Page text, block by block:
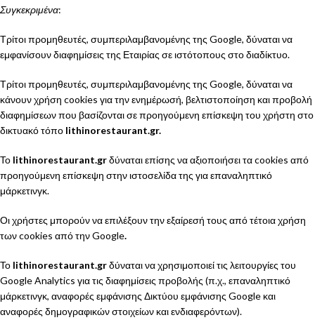
Συγκεκριμένα:
Τρίτοι προμηθευτές, συμπεριλαμβανομένης της Google, δύναται να
εμφανίσουν διαφημίσεις της Εταιρίας σε ιστότοπους στο διαδίκτυο.
Τρίτοι προμηθευτές, συμπεριλαμβανομένης της Google, δύναται να
κάνουν χρήση cookies για την ενημέρωσή, βελτιστοποίηση και προβολή
διαφημίσεων που βασίζονται σε προηγούμενη επίσκεψη του χρήστη στο
δικτυακό τόπο lithinorestaurant.gr.
Το lithinorestaurant.grδύναται επίσης να αξιοποιήσει τα cookies από
προηγούμενη επίσκεψη στην ιστοσελίδα της για επαναληπτικό
μάρκετινγκ.
Οι χρήστες μπορούν να επιλέξουν την εξαίρεσή τους από τέτοια χρήση
των cookies από την Google.
Το lithinorestaurant.grδύναται να χρησιμοποιεί τις λειτουργίες του
Google Analytics για τις διαφημίσεις προβολής (π.χ., επαναληπτικό
μάρκετινγκ, αναφορές εμφάνισης Δικτύου εμφάνισης Google και
αναφορές δημογραφικών στοιχείων και ενδιαφερόντων).